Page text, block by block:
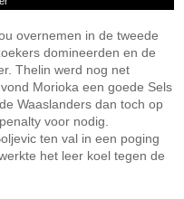
overnemen in de tweede
domineerden en de
Thelin werd nog net
Morioka een goede Sels
Waaslanders dan toch op
voor nodig.
ten val in een poging
het leer koel tegen de